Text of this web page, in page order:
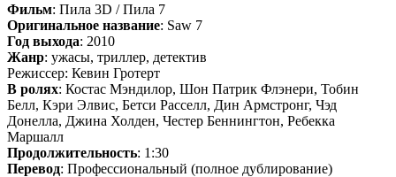
Фильм: Пила 3D / Пила 7
Оригинальное название: Saw 7
Год выхода: 2010
Жанр: ужасы, триллер, детектив
Режиссер: Кевин Гротерт
В ролях: Костас Мэндилор, Шон Патрик Флэнери, Тобин
Белл, Кэри Элвис, Бетси Расселл, Дин Армстронг, Чэд
Донелла, Джина Холден, Честер Беннингтон, Ребекка
Маршалл
Продолжительность: 1:30
Перевод: Профессиональный (полное дублирование)